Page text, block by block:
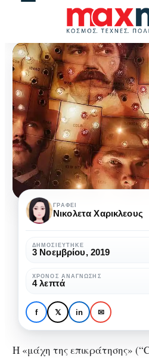
BOX OFFICE ΚΙΝΗΜΑΤΟΓΡΆΦΟΣ
Η μάχη της
επικράτησης/
cut
μάχη
της
επικράτησης/
Director’s
cut
ΓΡΆΦΕΙ
Νικολετα Χαρικλεους
ΔΗΜΟΣΙΕΎΤΗΚΕ
3 Νοεμβρίου, 2019
ΧΡΌΝΟΣ ΑΝΆΓΝΩΣΗΣ
4 λεπτά
f 𝕏 in ✉
Η «μάχη της επικράτησης»